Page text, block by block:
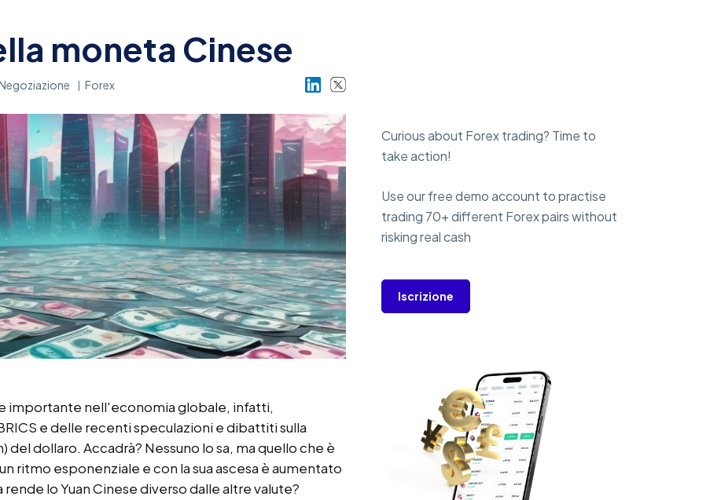
moneta Cinese
Forex
importante nell'economia globale, infatti,
e delle recenti speculazioni e dibattiti sulla
dollaro. Accadrà? Nessuno lo sa, ma quello che è
ritmo esponenziale e con la sua ascesa è aumentato
lo Yuan Cinese diverso dalle altre valute?
Curious about Forex trading? Time to
take action!
Use our free demo account to practise
trading 70+ different Forex pairs without
risking real cash
Iscrizione